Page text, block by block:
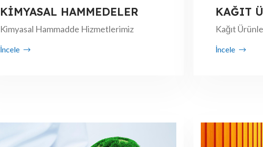
KİMYASAL HAMMEDELER
Kimyasal Hammadde Hizmetlerimiz
İncele
KAĞIT
Kağıt
İncele